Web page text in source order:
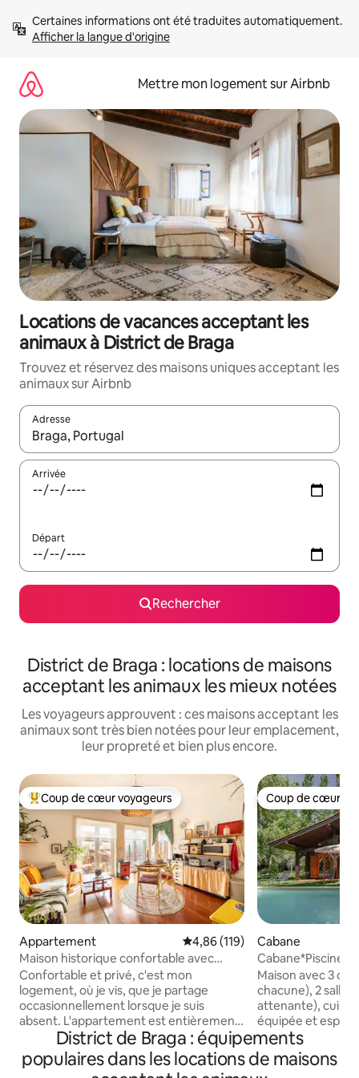
directement
Afficher la langue d'origine
Mettre mon logement sur Airbnb
Locations de vacances acceptant les
animaux à District de Braga
Trouvez et réservez des maisons uniques acceptant les
animaux sur Airbnb
Adresse
Lorsque les résultats s'affichent, utilisez les flèches vers le
Arrivée
Départ
Rechercher
District de Braga : locations de maisons
acceptant les animaux les mieux notées
Les voyageurs approuvent : ces maisons acceptant les
animaux sont très bien notées pour leur emplacement,
leur propreté et bien plus encore.
Coups de cœur voyageurs les plus appréciés
Coup de cœur voyageurs
Appartement Évaluation moyenne sur la
4,86 (119)
Maison historique confortable avec
balcon
Confortable et privé, c'est mon
logement, où je vis, que je partage
occasionnellement lorsque je suis
absent. L'appartement est entièrement
équipé, avec tout le confort d'une
résidence habitée au quotidien. Idéal
pour ceux qui recherchent la tranquillité,
Coup de cœur
Coup de cœur
Cabane
Cabane*Piscine
Xisto
Maison avec 3
chacune), 2 salles
attenante),
équipée et
avec piscine. Un
cette maison est
champêtre,
District de Braga : équipements
populaires dans les locations de maisons